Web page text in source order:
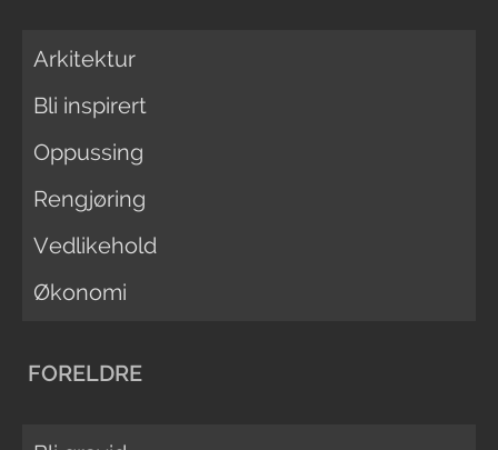
Arkitektur
Bli inspirert
Oppussing
Rengjøring
Vedlikehold
Økonomi
FORELDRE